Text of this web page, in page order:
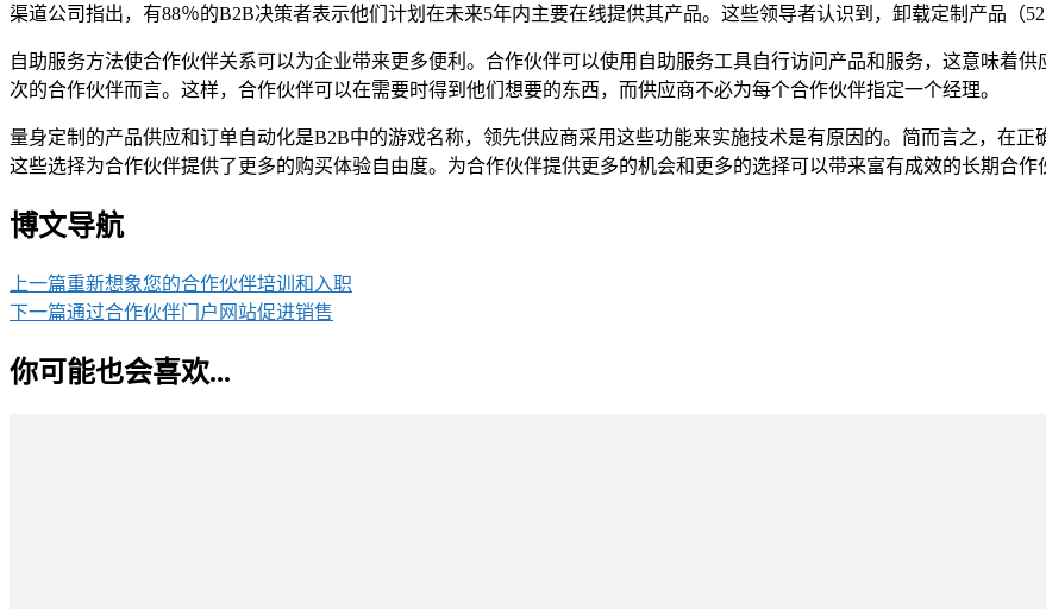
渠道公司指出，有88％的B2B决策者表示他们计划在未来5年内主要在线提供其产品。这些领导者认识到，卸载定制产品（
自助服务方法使合作伙伴关系可以为企业带来更多便利。合作伙伴可以使用自助服务工具自行访问产品和服务，这意味着
次的合作伙伴而言。这样，合作伙伴可以在需要时得到他们想要的东西，而供应商不必为每个合作伙伴指定一个经理。
量身定制的产品供应和订单自动化是B2B中的游戏名称，领先供应商采用这些功能来实施技术是有原因的。简而言之，在正
这些选择为合作伙伴提供了更多的购买体验自由度。为合作伙伴提供更多的机会和更多的选择可以带来富有成效的长期合作
博文导航
上一篇重新想象您的合作伙伴培训和入职
下一篇通过合作伙伴门户网站促进销售
你可能也会喜欢...